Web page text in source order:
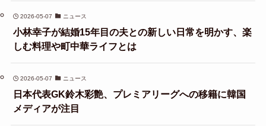
2026-05-07 ニュース
小林幸子が結婚15年目の夫との新しい日常を明かす、楽
しむ料理や町中華ライフとは
2026-05-07 ニュース
日本代表GK鈴木彩艶、プレミアリーグへの移籍に韓国
メディアが注目